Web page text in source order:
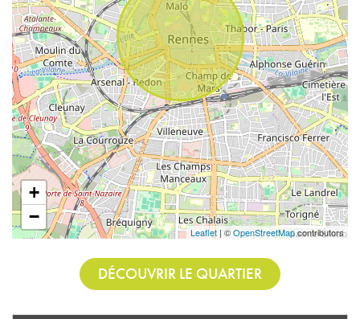
+
−
Leaflet| ©OpenStreetMapcontributors
DÉCOUVRIR LE QUARTIER